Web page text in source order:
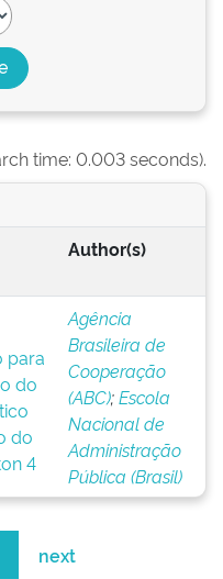
time: 0.003 seconds).
Author(s)
para
do
do
4
Agência
Brasileira de
Cooperação
(ABC);Escola
Nacional de
Administração
Pública (Brasil)
next